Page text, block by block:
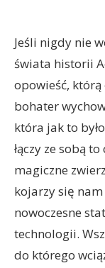
Jeśli nigdy nie
świata historii
opowieść,
bohater
która jak to
łączy ze sobą
magiczne
kojarzy się
nowoczesne
technologii.
do którego